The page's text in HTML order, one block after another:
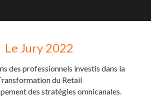
Le Jury 2022
des professionnels investis dans la
du Retail
des stratégies omnicanales.